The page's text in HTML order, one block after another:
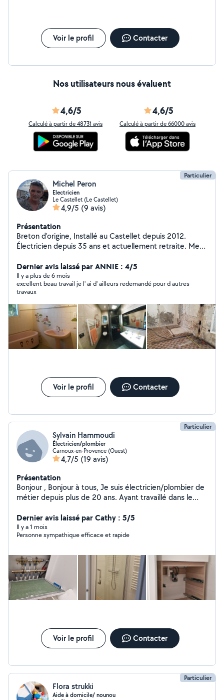
Voir le profil Contacter
Nos utilisateurs nous évaluent
4,6/5
Calculé à partir de 48731 avis
4,6/5
Calculé à partir de 66000 avis
Particulier
Michel Peron
Electricien
Le Castellet (Le Castellet)
4,9/5 (9 avis)
Présentation
Breton d'origine, Installé au Castellet depuis 2012.
Électricien depuis 35 ans et actuellement retraite. Mes
électricité, menuiserie, jardin, piscine, mur de
restanque, terrasse, soudure acier, ...
Dernier avis laissé par ANNIE : 4/5
Il y a plus de 6 mois
excellent beau travail je l' ai d' ailleurs redemandé pour d autres
travaux
Voir le profil Contacter
Particulier
Sylvain Hammoudi
Électricien/plombier
Carnoux-en-Provence (Ouest)
4,7/5 (19 avis)
Présentation
Bonjour , Bonjour à tous, Je suis électricien/plombier de
métier depuis plus de 20 ans. Ayant travaillé dans le
approfondie dans les autres corps de métier tel que la
petite maçonnerie, le plaque, pose de cuisine etc...
Voilà pour ma présentation. A+++
Dernier avis laissé par Cathy : 5/5
Il y a 1 mois
Personne sympathique efficace et rapide
Voir le profil Contacter
Particulier
Flora strukki
Aide à domicile/ nounou